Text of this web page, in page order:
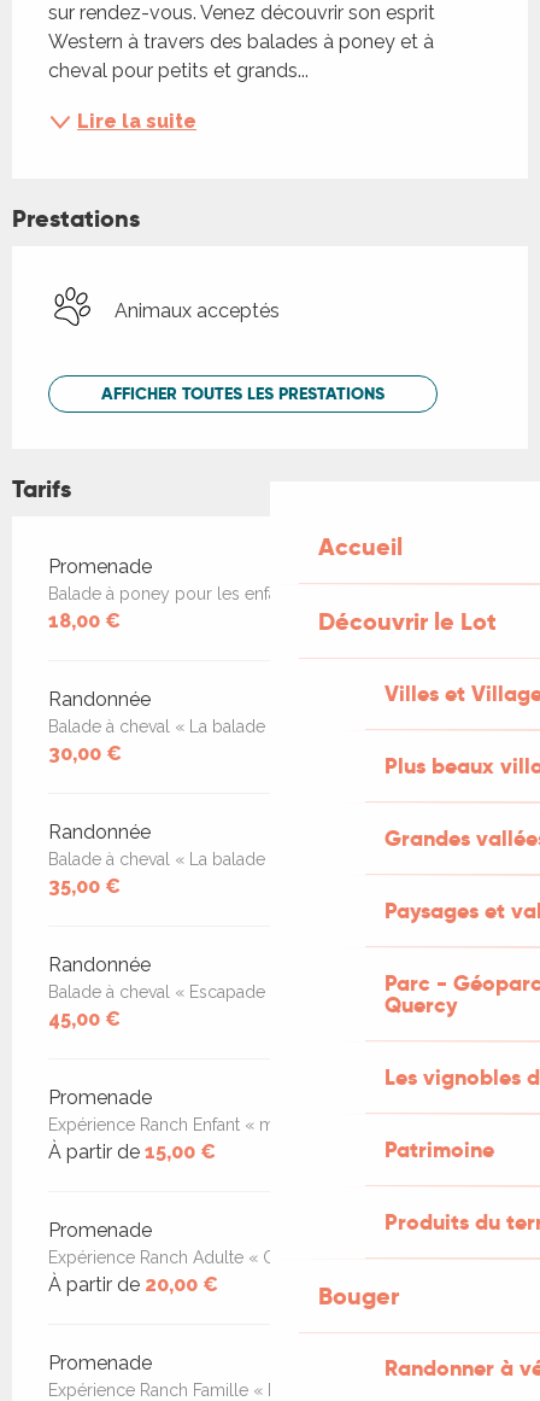
Accueil
Découvrir le Lot
Villes et
Plus beaux
Grandes
Paysages et
Parc -
Quercy
Les vignobles
Patrimoine
Produits du
Bouger
Randonner à
sur rendez-vous. Venez découvrir son esprit
Western à travers des balades à poney et à
cheval pour petits et grands...
Lire la suite
Prestations
Animaux acceptés
AFFICHER TOUTES LES PRESTATIONS
Tarifs
Tarifs 2026
Promenade
Balade à poney pour les enfants à partir de 3 ans
18,00 €
Randonnée
Balade à cheval « La balade du Moulin«
30,00 €
Randonnée
Balade à cheval « La balade du Lac »
35,00 €
Randonnée
Balade à cheval « Escapade équestre »
45,00 €
Promenade
Expérience Ranch Enfant « mon poney et moi »
À partir de 15,00 €
Promenade
Expérience Ranch Adulte « Connexion avec le cheval »
À partir de 20,00 €
Promenade
Expérience Ranch Famille « En famille au ranch »